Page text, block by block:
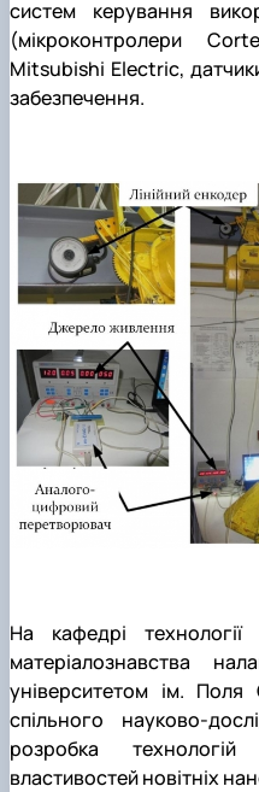
Рейтингові
систем керування
(мікроконтролери
Mitsubishi Electric,
забезпечення.
На кафедрі технології
матеріалознавства
університетом ім.
спільного науково-
розробка
властивостей новітніх